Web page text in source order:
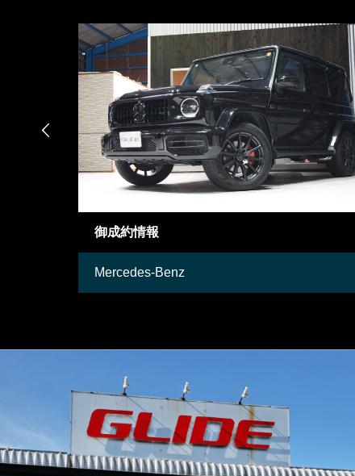
御成約情報
Mercedes-Benz
